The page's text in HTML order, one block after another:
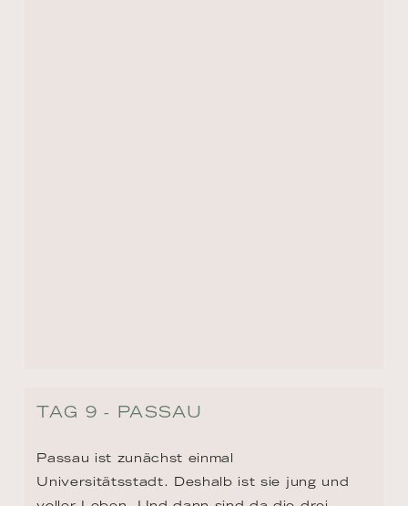
zusammenfließen und ihr einen besonderen
Logisch. Krachend viel Barock, ein
Klosterviertel, wunderschön, und die Veste
Oberhaus, seit dem Mittelalter eine Festung.